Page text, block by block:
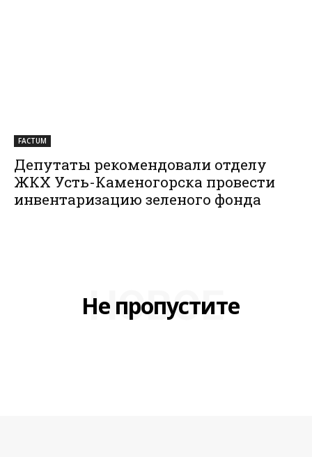
FACTUM
Депутаты рекомендовали отделу
ЖКХ Усть-Каменогорска провести
инвентаризацию зеленого фонда
Не пропустите
НОВОЕ